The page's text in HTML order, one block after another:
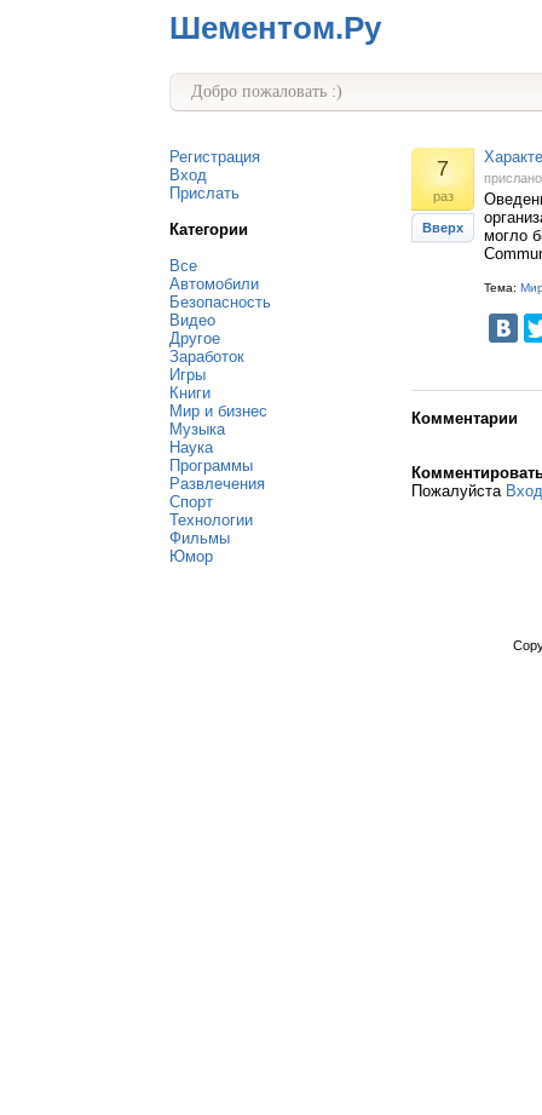
Шементом.Ру
Добро пожаловать :)
Регистрация
Вход
Прислать
Категории
Все
Автомобили
Безопасность
Видео
Другое
Заработок
Игры
Книги
Мир и бизнес
Музыка
Наука
Программы
Развлечения
Спорт
Технологии
Фильмы
Юмор
7
раз
Вверх
могло
Тема:
Комментарии
Пожалуйста Вход